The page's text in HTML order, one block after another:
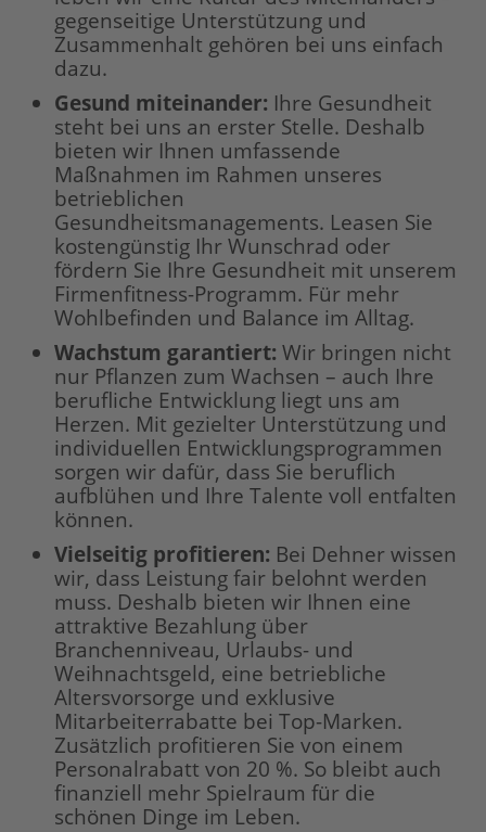
gegenseitige Unterstützung und
Zusammenhalt gehören bei uns einfach
dazu.
Gesund miteinander: Ihre Gesundheit
steht bei uns an erster Stelle. Deshalb
bieten wir Ihnen umfassende
Maßnahmen im Rahmen unseres
betrieblichen
Gesundheitsmanagements. Leasen Sie
kostengünstig Ihr Wunschrad oder
fördern Sie Ihre Gesundheit mit unserem
Firmenfitness-Programm. Für mehr
Wohlbefinden und Balance im Alltag.
Wachstum garantiert: Wir bringen nicht
nur Pflanzen zum Wachsen – auch Ihre
berufliche Entwicklung liegt uns am
Herzen. Mit gezielter Unterstützung und
individuellen Entwicklungsprogrammen
sorgen wir dafür, dass Sie beruflich
aufblühen und Ihre Talente voll entfalten
können.
Vielseitig profitieren: Bei Dehner wissen
wir, dass Leistung fair belohnt werden
muss. Deshalb bieten wir Ihnen eine
attraktive Bezahlung über
Branchenniveau, Urlaubs- und
Weihnachtsgeld, eine betriebliche
Altersvorsorge und exklusive
Mitarbeiterrabatte bei Top-Marken.
Zusätzlich profitieren Sie von einem
Personalrabatt von 20 %. So bleibt auch
finanziell mehr Spielraum für die
schönen Dinge im Leben.